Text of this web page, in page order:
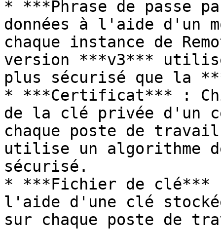
* ***Phrase de passe
données à l'aide d'un
chaque instance de
version ***v3*** utilise
plus sécurisé que la
* ***Certificat*** :
de la clé privée
chaque poste de
utilise un algorithme
sécurisé.
* ***Fichier de clé***
l'aide d'une clé
sur chaque poste de